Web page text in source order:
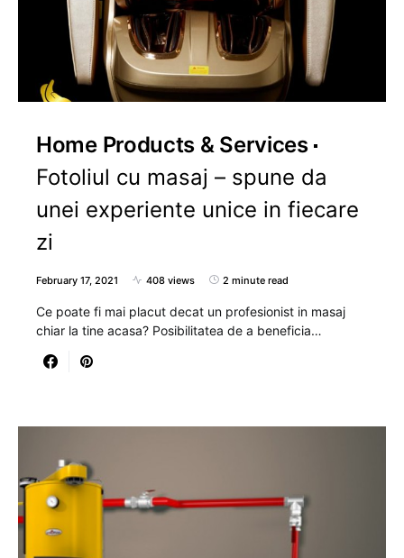
Home Products & Services
Fotoliul cu masaj – spune da
unei experiente unice in fiecare
zi
February 17, 2021 408 views 2 minute read
Ce poate fi mai placut decat un profesionist in masaj
chiar la tine acasa? Posibilitatea de a beneficia…